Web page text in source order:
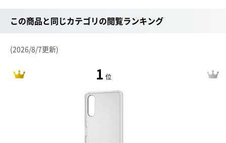
この商品と同じカテゴリの閲覧ランキング
(2026/8/7更新)
1 位